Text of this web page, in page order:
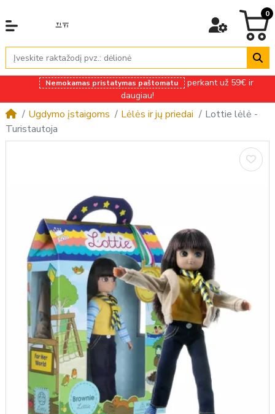
0
Nemokamas pristatymas paštomatu
perkant už 59€ ir
daugiau!
Ugdymo įstaigoms Lėlės ir jų priedai
Lottie lėlė -
Turistautoja